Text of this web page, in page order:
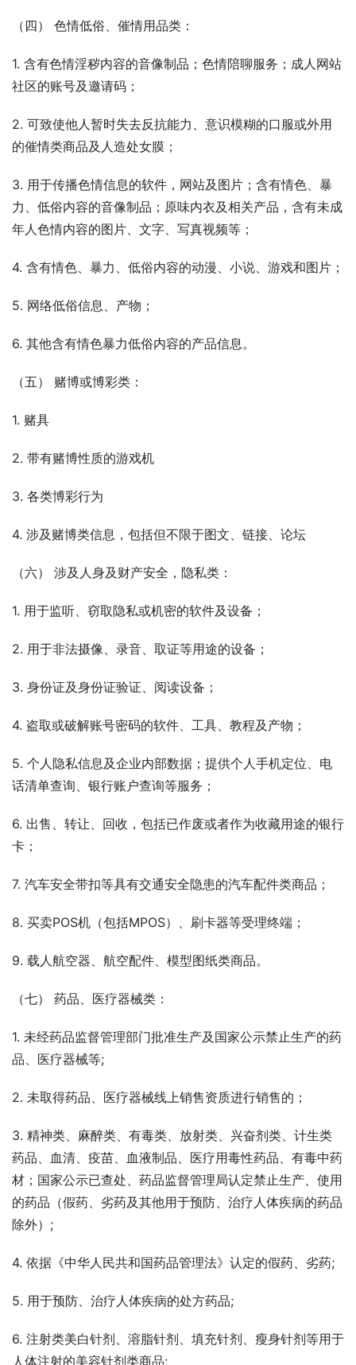
（四） 色情低俗、催情用品类：
1. 含有色情淫秽内容的音像制品；色情陪聊服务；成人网站
社区的账号及邀请码；
2. 可致使他人暂时失去反抗能力、意识模糊的口服或外用
的催情类商品及人造处女膜；
3. 用于传播色情信息的软件，网站及图片；含有情色、暴
力、低俗内容的音像制品；原味内衣及相关产品，含有未成
年人色情内容的图片、文字、写真视频等；
4. 含有情色、暴力、低俗内容的动漫、小说、游戏和图片；
5. 网络低俗信息、产物；
6. 其他含有情色暴力低俗内容的产品信息。
（五） 赌博或博彩类：
1. 赌具
2. 带有赌博性质的游戏机
3. 各类博彩行为
4. 涉及赌博类信息，包括但不限于图文、链接、论坛
（六） 涉及人身及财产安全，隐私类：
1. 用于监听、窃取隐私或机密的软件及设备；
2. 用于非法摄像、录音、取证等用途的设备；
3. 身份证及身份证验证、阅读设备；
4. 盗取或破解账号密码的软件、工具、教程及产物；
5. 个人隐私信息及企业内部数据；提供个人手机定位、电
话清单查询、银行账户查询等服务；
6. 出售、转让、回收，包括已作废或者作为收藏用途的银行
卡；
7. 汽车安全带扣等具有交通安全隐患的汽车配件类商品；
8. 买卖POS机（包括MPOS）、刷卡器等受理终端；
9. 载人航空器、航空配件、模型图纸类商品。
（七） 药品、医疗器械类：
1. 未经药品监督管理部门批准生产及国家公示禁止生产的药
品、医疗器械等;
2. 未取得药品、医疗器械线上销售资质进行销售的；
3. 精神类、麻醉类、有毒类、放射类、兴奋剂类、计生类
药品、血清、疫苗、血液制品、医疗用毒性药品、有毒中药
材；国家公示已查处、药品监督管理局认定禁止生产、使用
的药品（假药、劣药及其他用于预防、治疗人体疾病的药品
除外）;
4. 依据《中华人民共和国药品管理法》认定的假药、劣药;
5. 用于预防、治疗人体疾病的处方药品;
6. 注射类美白针剂、溶脂针剂、填充针剂、瘦身针剂等用于
人体注射的美容针剂类商品;